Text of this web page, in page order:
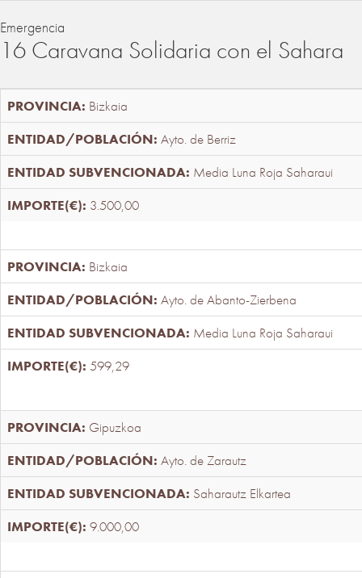
Emergencia
16 Caravana Solidaria con el Sahara
Bizkaia
Ayto. de Berriz
Media Luna Roja Saharaui
3.500,00
Bizkaia
Ayto. de Abanto-Zierbena
Media Luna Roja Saharaui
599,29
Gipuzkoa
Ayto. de Zarautz
Saharautz Elkartea
9.000,00